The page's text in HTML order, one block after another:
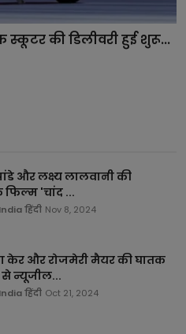
स्कूटर की डिलीवरी हुई शुरू...
और लक्ष्य लालवानी की
फिल्म 'चांद ...
हिंदी Nov 8, 2024
केर और रोजमेरी मैयर की घातक
न्यूजील...
हिंदी Oct 21, 2024